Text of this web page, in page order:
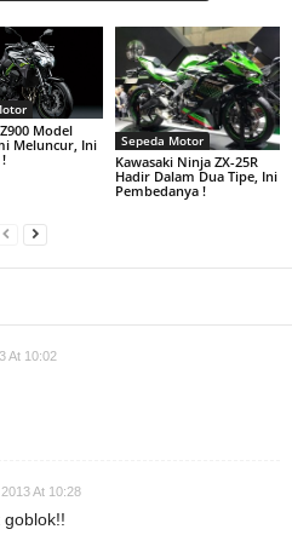
Model
Meluncur, Ini
Sepeda Motor
Kawasaki Ninja ZX-25R
Hadir Dalam Dua Tipe, Ini
Pembedanya !
At 10:02
At 10:28
goblok!!